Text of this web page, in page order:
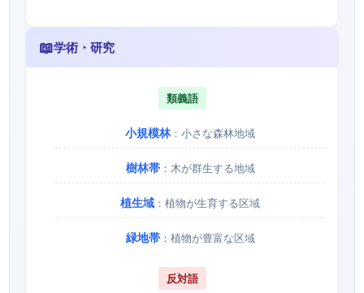
📖学術・研究
類義語
小規模林：小さな森林地域
樹林帯：木が群生する地域
植生域 ：植物が生育する区域
緑地帯：植物が豊富な区域
反対語